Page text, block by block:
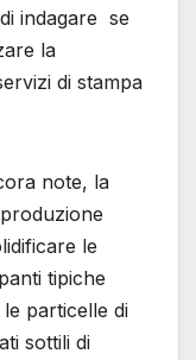
indagare se
la
di stampa
note, la
le
tipiche
particelle di
sottili di